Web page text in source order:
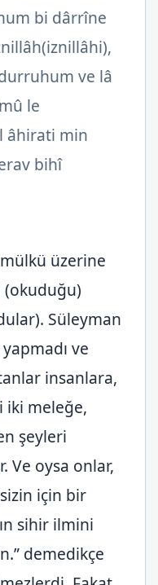
bi dârrîne
ve lâ
le
âhirati min
bihî
mülkü üzerine
(okuduğu)
Süleyman
ve
insanlara,
iki meleğe,
şeyleri
Ve oysa onlar,
için bir
sihir ilmini
demedikçe